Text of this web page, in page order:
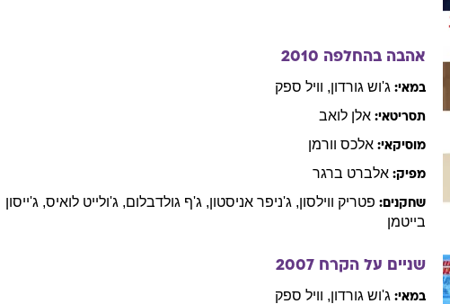
אהבה בהחלפה 2010
במאי: ג'וש גורדון, וויל ספק
תסריטאי: אלן לואב
מוסיקאי: אלכס וורמן
מפיק: אלברט ברגר
שחקנים: פטריק ווילסון, ג'ניפר אניסטון, ג'ף גולדבלום, ג'ולייט לואיס, ג'ייסון
בייטמן
שניים על הקרח 2007
במאי: ג'וש גורדון, וויל ספק